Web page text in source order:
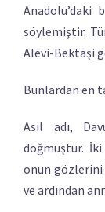
Anadolu’daki
söylemiştir.
Alevi-Bektaşi
Bunlardan en
Asıl adı,
doğmuştur. İki
onun gözlerini
ve ardından